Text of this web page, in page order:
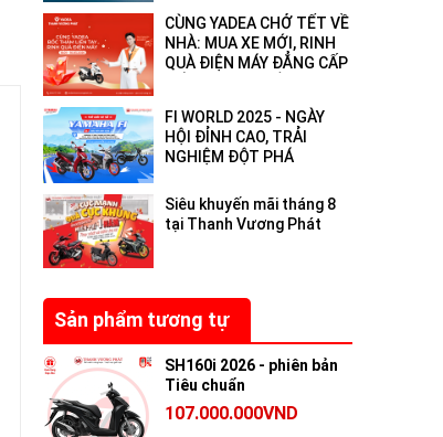
CÙNG YADEA CHỞ TẾT VỀ
NHÀ: MUA XE MỚI, RINH
QUÀ ĐIỆN MÁY ĐẲNG CẤP
FI WORLD 2025 - NGÀY
HỘI ĐỈNH CAO, TRẢI
NGHIỆM ĐỘT PHÁ
Siêu khuyến mãi tháng 8
tại Thanh Vương Phát
Sản phẩm tương tự
SH160i 2026 - phiên bản
Tiêu chuẩn
107.000.000VND